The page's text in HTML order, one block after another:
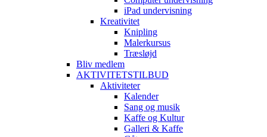
iPad undervisning
Kreativitet
Knipling
Malerkursus
Træsløjd
Bliv medlem
AKTIVITETSTILBUD
Aktiviteter
Kalender
Sang og musik
Kaffe og Kultur
Galleri & Kaffe